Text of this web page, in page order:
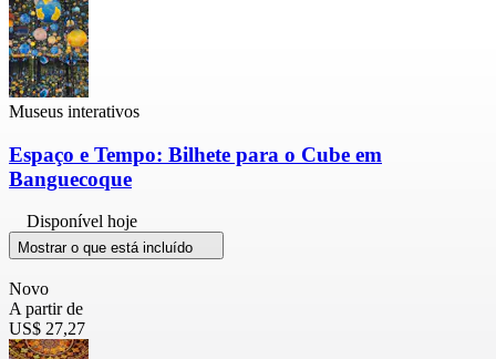
Museus interativos
Espaço e Tempo: Bilhete para o Cube em
Banguecoque
Disponível hoje
Mostrar o que está incluído
Novo
A partir de
US$ 27,27